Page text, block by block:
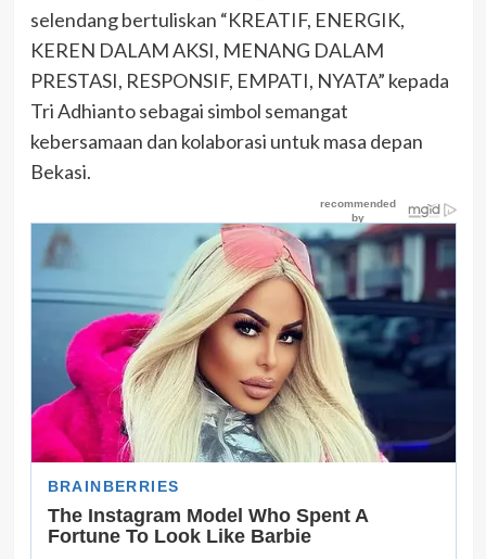
selendang bertuliskan “KREATIF, ENERGIK,
KEREN DALAM AKSI, MENANG DALAM
PRESTASI, RESPONSIF, EMPATI, NYATA” kepada
Tri Adhianto sebagai simbol semangat
kebersamaan dan kolaborasi untuk masa depan
Bekasi.